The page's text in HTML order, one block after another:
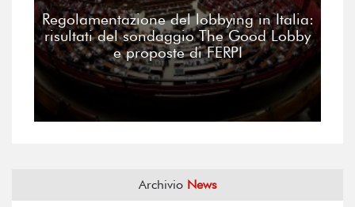
Regolamentazione del lobbying in Italia:
risultati del sondaggio The Good Lobby
e proposte di FERPI
Archivio News